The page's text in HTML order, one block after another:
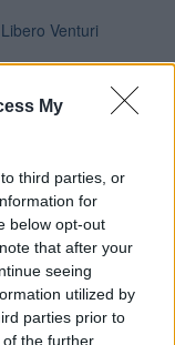
My
third parties, or
for
below opt-out
that after your
seeing
utilized by
parties prior to
the further
Venturi